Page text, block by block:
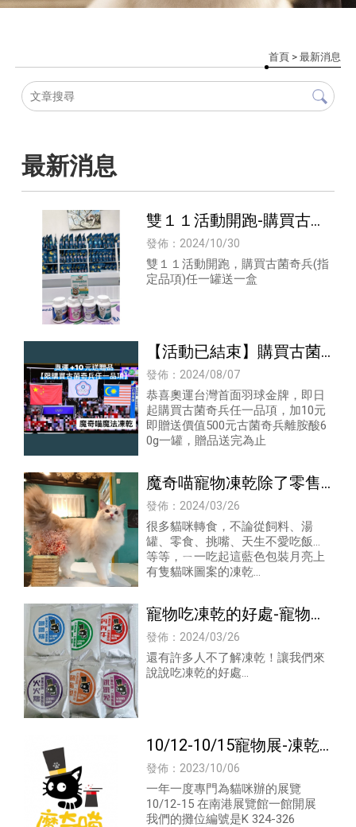
首頁 > 最新消息
最新消息
雙１１活動開跑-購買古菌
奇兵(指定品項)任一罐，
即贈送價值630元古菌奇
兵-強抗益生菌30g一盒
發佈：2024/10/30
雙１１活動開跑，購買古菌奇兵(指
定品項)任一罐送一盒
【活動已結束】購買古菌
奇兵任一品項，加10元即
贈送價值500元古菌奇兵離
胺酸60g一罐
發佈：2024/08/07
恭喜奧運台灣首面羽球金牌，即日
起購買古菌奇兵任一品項，加10元
即贈送價值500元古菌奇兵離胺酸6
0g一罐，贈品送完為止
魔奇喵寵物凍乾除了零售
也有批發服務-寵物凍乾推
薦/寵物凍乾零售/寵物凍
乾批發
發佈：2024/03/26
很多貓咪轉食，不論從飼料、湯
罐、零食、挑嘴、天生不愛吃飯...
等等，ㄧ一吃起這藍色包裝月亮上
有隻貓咪圖案的凍乾...
寵物吃凍乾的好處-寵物凍
乾推薦/寵物凍乾零售/寵
物凍乾批發
發佈：2024/03/26
還有許多人不了解凍乾！讓我們來
說說吃凍乾的好處...
10/12-10/15寵物展-凍乾/
凍乾推薦/凍乾飼料/寵物
凍乾
發佈：2023/10/06
一年一度專門為貓咪辦的展覽
10/12-15 在南港展覽館一館開展
我們的攤位編號是K 324-326